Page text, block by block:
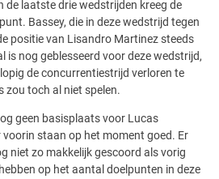
de laatste drie wedstrijden kreeg de
Bassey, die in deze wedstrijd tegen
positie van Lisandro Martinez steeds
is nog geblesseerd voor deze wedstrijd,
de concurrentiestrijd verloren te
zou toch al niet spelen.
geen basisplaats voor Lucas
staan op het moment goed. Er
niet zo makkelijk gescoord als vorig
op het aantal doelpunten in deze